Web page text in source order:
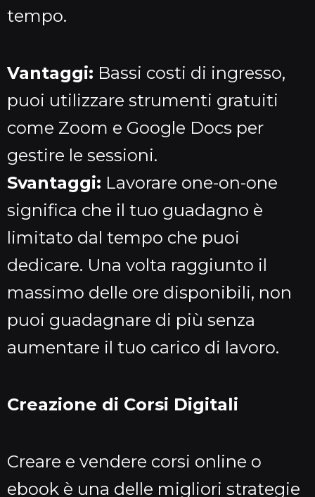
tempo.
Vantaggi: Bassi costi di ingresso,
puoi utilizzare strumenti gratuiti
come Zoom e Google Docs per
gestire le sessioni.
Svantaggi: Lavorare one-on-one
significa che il tuo guadagno è
limitato dal tempo che puoi
dedicare. Una volta raggiunto il
massimo delle ore disponibili, non
puoi guadagnare di più senza
aumentare il tuo carico di lavoro.
Creazione di Corsi Digitali
Creare e vendere corsi online o
ebook è una delle migliori strategie